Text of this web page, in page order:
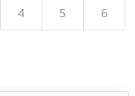
4 5 6